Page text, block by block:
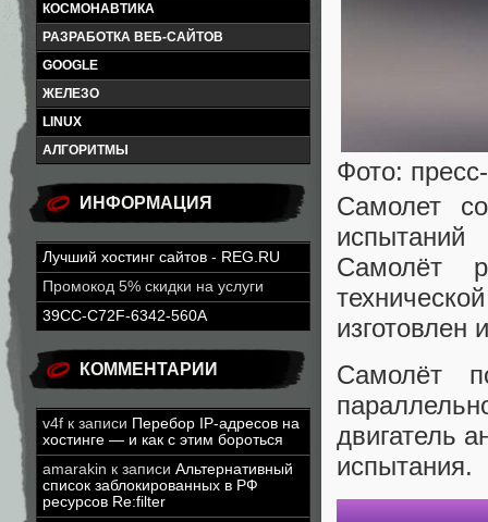
КОСМОНАВТИКА
РАЗРАБОТКА ВЕБ-САЙТОВ
GOOGLE
ЖЕЛЕЗО
LINUX
АЛГОРИТМЫ
ИНФОРМАЦИЯ
Лучший хостинг сайтов - REG.RU
Промокод 5% скидки на услуги
39CC-C72F-6342-560A
КОММЕНТАРИИ
v4f к записи Перебор IP-адресов на
хостинге — и как с этим бороться
amarakin к записи Альтернативный
список заблокированных в РФ
ресурсов Re:filter
Фото:
Самолет
Самолёт
изготовлен
Самолёт
двигатель
испытания.